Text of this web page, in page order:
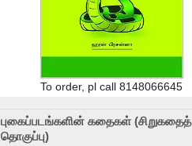
To order, pl call 8148066645
புகைப்படங்களின் கதைகள் (சிறுகதைத்
தொகுப்பு)